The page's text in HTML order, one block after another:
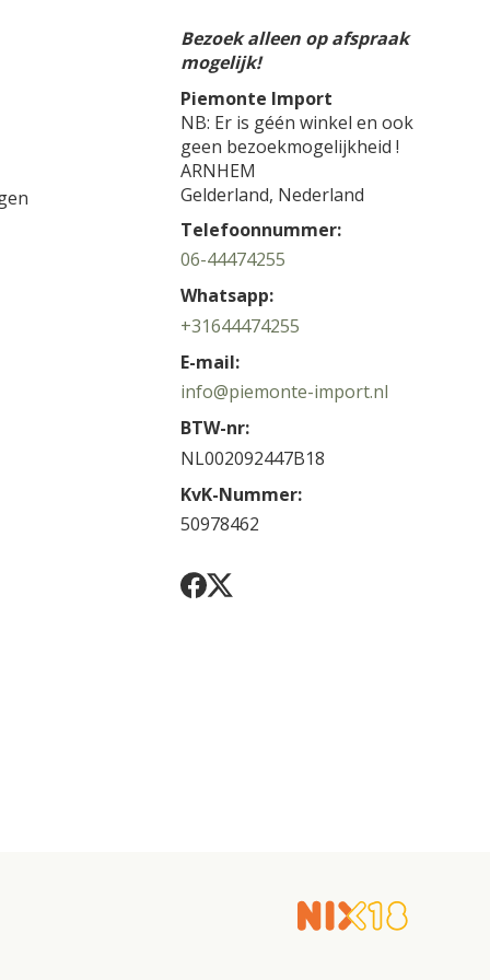
Bezoek alleen op afspraak
mogelijk!
Piemonte Import
NB: Er is géén winkel en ook
geen bezoekmogelijkheid !
ARNHEM
Gelderland, Nederland
Telefoonnummer:
06-44474255
Whatsapp:
+31644474255
E-mail:
info@piemonte-import.nl
BTW-nr:
NL002092447B18
KvK-Nummer:
50978462